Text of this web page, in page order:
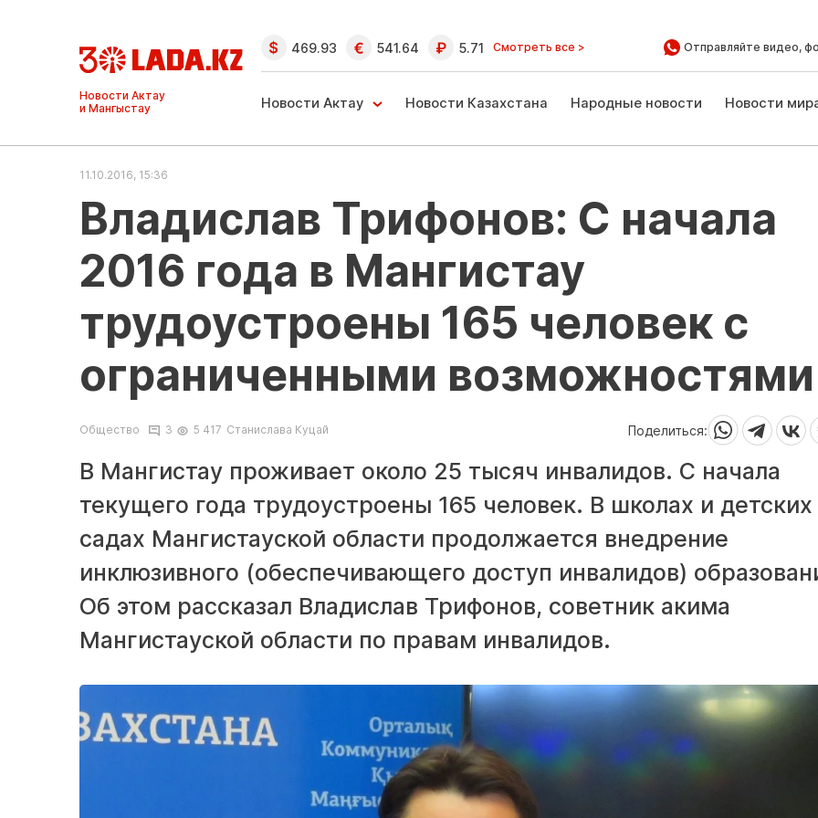
Ақтау және
Манғыстау
жаңалықтары
469.93 541.64 5.71 Смотреть все > Отправляйте видео,
Новости Актау Новости Казахстана Народные новости Новости
11.10.2016, 15:36
Владислав Трифонов: С начала
2016 года в Мангистау
трудоустроены 165 человек с
ограниченными возможностями
Общество 3 5 417 Станислава Куцай Поделиться:
В Мангистау проживает около 25 тысяч инвалидов. С начала
текущего года трудоустроены 165 человек. В школах и детских
садах Мангистауской области продолжается внедрение
инклюзивного (обеспечивающего доступ инвалидов)
Об этом рассказал Владислав Трифонов, советник акима
Мангистауской области по правам инвалидов.